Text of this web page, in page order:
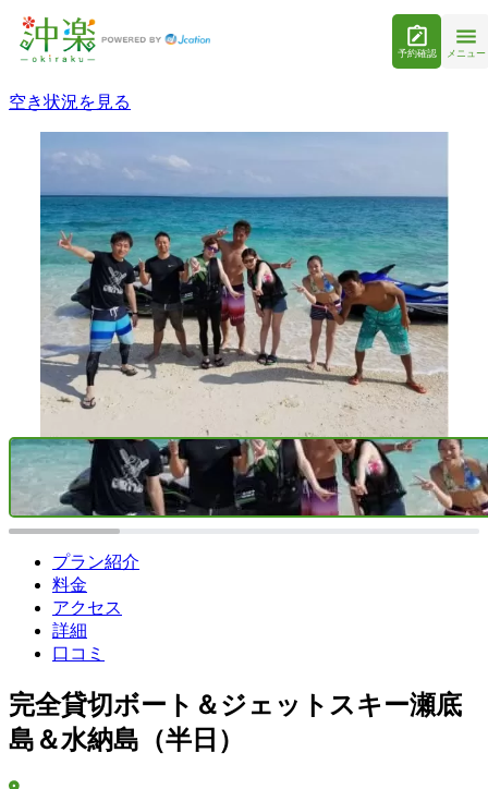
予約確認 メニュー
空き状況を見る
プラン紹介
料金
アクセス
詳細
口コミ
完全貸切ボート＆ジェットスキー瀬底
島＆水納島（半日）